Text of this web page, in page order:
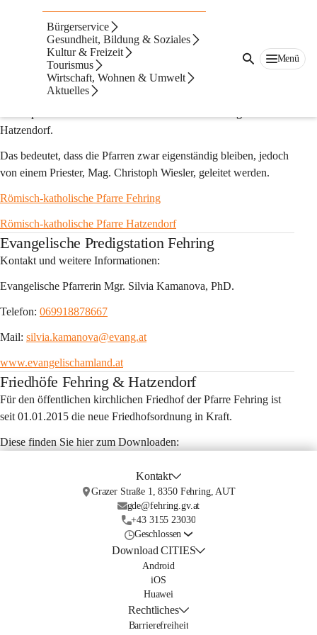
Bürgerservice
Gesundheit, Bildung & Soziales
Kultur & Freizeit
Tourismus
Wirtschaft, Wohnen & Umwelt
Aktuelles
Menü
Kirche & Religion
Römisch-Katholische Kirche - Pfarrverband
Fehring-Hatzendorf
Hatzendorf.
Das bedeutet, dass die Pfarren zwar eigenständig bleiben, jedoch
von einem Priester, Mag. Christoph Wiesler, geleitet werden.
Römisch-katholische Pfarre Fehring
Römisch-katholische Pfarre Hatzendorf
Evangelische Predigstation Fehring
Kontakt und weitere Informationen:
Evangelische Pfarrerin Mgr. Silvia Kamanova, PhD.
Telefon: 069918878667
Mail: silvia.kamanova@evang.at
www.evangelischamland.at
Friedhöfe Fehring & Hatzendorf
Für den öffentlichen kirchlichen Friedhof der Pfarre Fehring ist
seit 01.01.2015 die neue Friedhofsordnung in Kraft.
Diese finden Sie hier zum Downloaden:
Kontakt
Grazer Straße 1, 8350 Fehring, AUT
gde@fehring.gv.at
+43 3155 23030
Geschlossen
Download CITIES
Android
iOS
Huawei
Rechtliches
Barrierefreiheit